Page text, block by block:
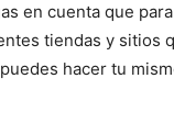
en cuenta que para
tiendas y sitios
hacer tu